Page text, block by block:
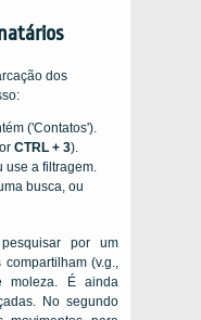
dos
('Contatos').
CTRL + 3).
use a filtragem.
busca, ou
por um
(v.g.,
moleza. É ainda
No segundo